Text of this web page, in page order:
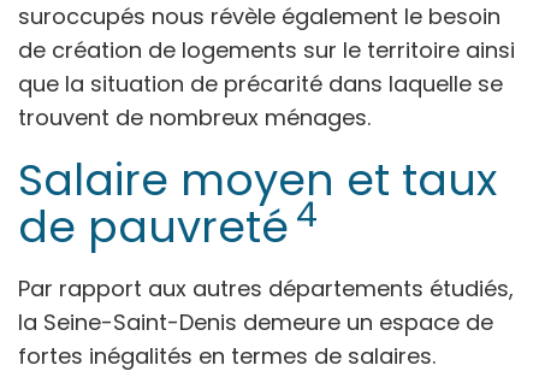
suroccupés nous révèle également le besoin
de création de logements sur le territoire ainsi
que la situation de précarité dans laquelle se
trouvent de nombreux ménages.
Salaire moyen et taux
de pauvreté 4
Par rapport aux autres départements étudiés,
la Seine-Saint-Denis demeure un espace de
fortes inégalités en termes de salaires.